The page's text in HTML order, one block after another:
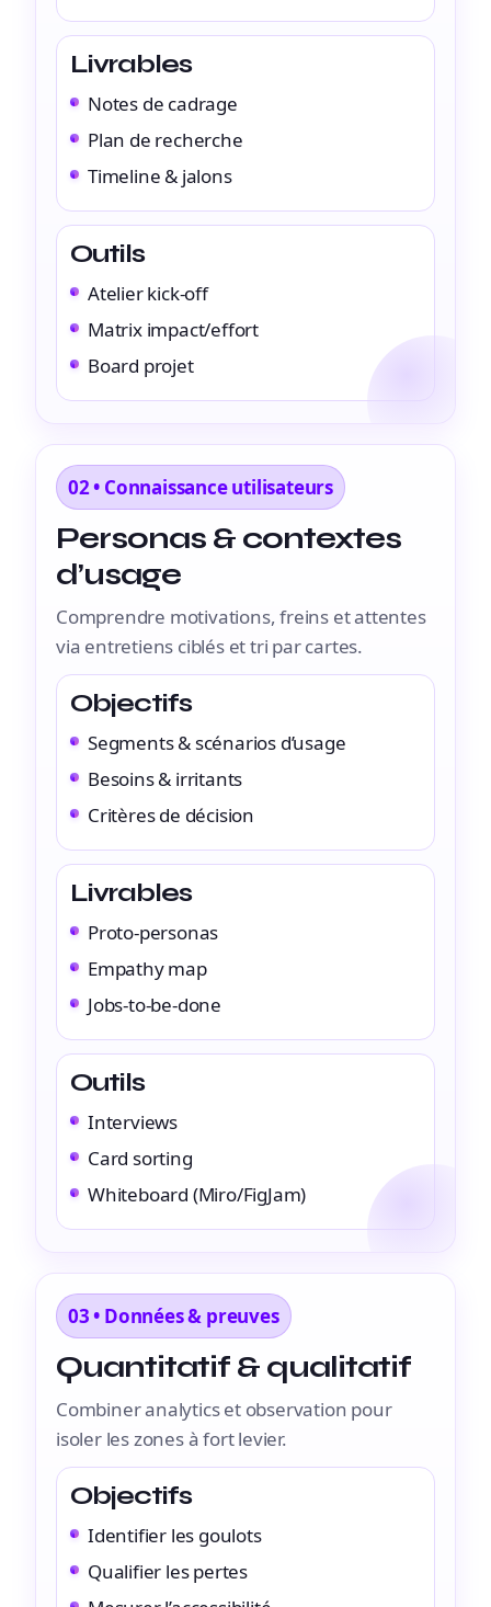
Livrables
Notes de cadrage
Plan de recherche
Timeline & jalons
Outils
Atelier kick-off
Matrix impact/effort
Board projet
02 • Connaissance utilisateurs
Personas & contextes
d’usage
Comprendre motivations, freins et attentes
via entretiens ciblés et tri par cartes.
Objectifs
Segments & scénarios d’usage
Besoins & irritants
Critères de décision
Livrables
Proto-personas
Empathy map
Jobs-to-be-done
Outils
Interviews
Card sorting
Whiteboard (Miro/FigJam)
03 • Données & preuves
Quantitatif & qualitatif
Combiner analytics et observation pour
isoler les zones à fort levier.
Objectifs
Identifier les goulots
Qualifier les pertes